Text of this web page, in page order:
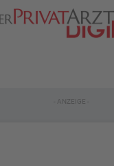
- ANZEIGE -